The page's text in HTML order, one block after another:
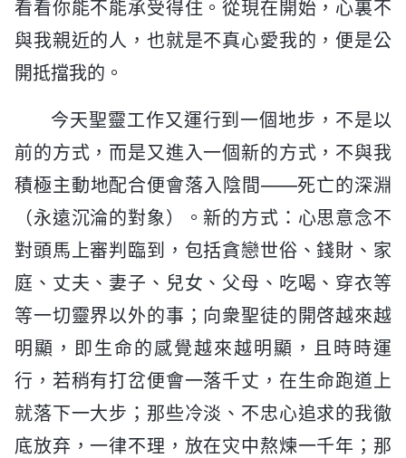
看看你能不能承受得住。從現在開始，心裏不
與我親近的人，也就是不真心愛我的，便是公
開抵擋我的。
今天聖靈工作又運行到一個地步，不是以
前的方式，而是又進入一個新的方式，不與我
積極主動地配合便會落入陰間——死亡的深淵
（永遠沉淪的對象）。新的方式：心思意念不
對頭馬上審判臨到，包括貪戀世俗、錢財、家
庭、丈夫、妻子、兒女、父母、吃喝、穿衣等
等一切靈界以外的事；向衆聖徒的開啓越來越
明顯，即生命的感覺越來越明顯，且時時運
行，若稍有打岔便會一落千丈，在生命跑道上
就落下一大步；那些冷淡、不忠心追求的我徹
底放弃，一律不理，放在灾中熬煉一千年；那